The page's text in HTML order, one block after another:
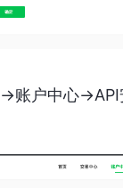
账户中心-